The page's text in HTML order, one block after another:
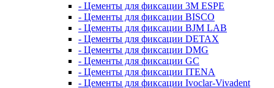
- Цементы для фиксации 3M ESPE
- Цементы для фиксации BISCO
- Цементы для фиксации BJM LAB
- Цементы для фиксации DETAX
- Цементы для фиксации DMG
- Цементы для фиксации GC
- Цементы для фиксации ITENA
- Цементы для фиксации Ivoclar-Vivadent